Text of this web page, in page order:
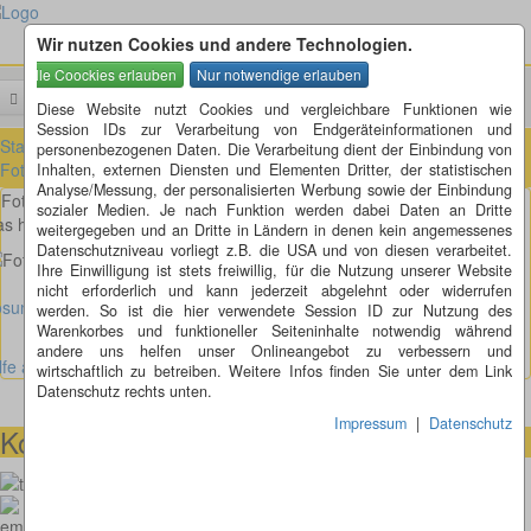
Wir nutzen Cookies und andere Technologien.
Diese Website nutzt Cookies und vergleichbare Funktionen wie
Session IDs zur Verarbeitung von Endgeräteinformationen und
personenbezogenen Daten. Die Verarbeitung dient der Einbindung von
Inhalten, externen Diensten und Elementen Dritter, der statistischen
Analyse/Messung, der personalisierten Werbung sowie der Einbindung
sozialer Medien. Je nach Funktion werden dabei Daten an Dritte
weitergegeben und an Dritte in Ländern in denen kein angemessenes
Datenschutzniveau vorliegt z.B. die USA und von diesen verarbeitet.
Ihre Einwilligung ist stets freiwillig, für die Nutzung unserer Website
nicht erforderlich und kann jederzeit abgelehnt oder widerrufen
werden. So ist die hier verwendete Session ID zur Nutzung des
Warenkorbes und funktioneller Seiteninhalte notwendig während
andere uns helfen unser Onlineangebot zu verbessern und
wirtschaftlich zu betreiben. Weitere Infos finden Sie unter dem Link
Datenschutz rechts unten.
Impressum | Datenschutz
Startseite » Fotorätsel » Fotorätsel 1 bis 100 » Fotorätsel 61 bis 70 »
Fotorätsel 63
Fotorätsel 63
hier ist doch eindeutig die Kocherbrücke bei Waiblingen, oder?
Fotorätsel anzeigen
anzeigen
Kontaktmöglichkeiten